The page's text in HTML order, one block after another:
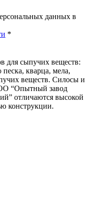
данных в
*
для сыпучих веществ:
песка, кварца, мела,
веществ. Силосы и
“Опытный завод
отличаются высокой
конструкции.